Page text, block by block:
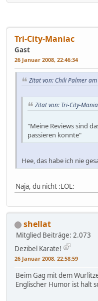
Tri-City-Maniac
Gast
26 Januar 2008, 22:46:34
Zitat von: Chili Palmer am
Zitat von: Tri-City-
"Meine Reviews sind
passieren konnte"
Hee, das habe ich nie
Naja, du nicht :LOL:
shellat
Mitglied Beiträge: 2.073
Dezibel Karate!
26 Januar 2008, 22:58:59
Beim Gag mit dem
Englischer Humor ist halt